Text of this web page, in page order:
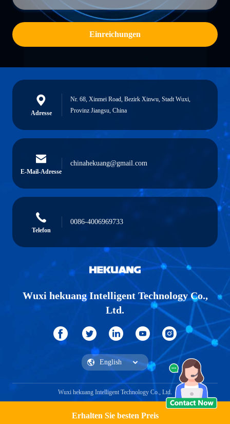
Erhalten Sie besten Preis
Einreichungen
Adresse
Nr. 68, Xinmei Road, Bezirk Xinwu, Stadt Wuxi,
Provinz Jiangsu, China
E-Mail-Adresse
chinahekuang@gmail.com
Telefon
0086-4006969733
Wuxi hekuang Intelligent Technology Co.,
Ltd.
Wuxi hekuang Intelligent Technology Co., Ltd.
Ein Angebot bekommen